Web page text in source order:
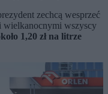
zechcą wesprzeć
wielkanocnymi wszyscy
1,20 zł na litrze